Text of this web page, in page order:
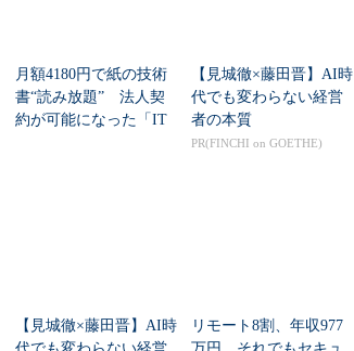
月額4180円で紙の技術
書“読み放題” 法人契
約が可能になった「IT
【見城徹×藤田晋】AI時
代でも変わらない経営
者の本質
PR(FINCHI on GOETHE)
【見城徹×藤田晋】AI時
リモート8割、年収977